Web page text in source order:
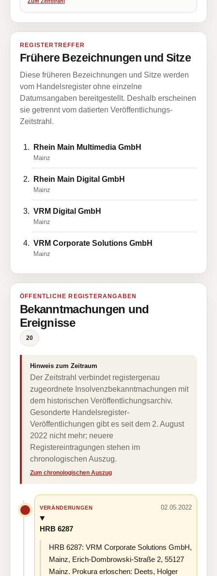
REGISTERTREFFER
Frühere Bezeichnungen und Sitze
Diese früheren Bezeichnungen und Sitze werden
vom Handelsregister ohne einzelne
Datumsangaben bereitgestellt. Deshalb erscheinen
sie getrennt vom datierten Veröffentlichungs-
Zeitstrahl.
Rhein Main Multimedia GmbH
Mainz
Rhein Main Digital GmbH
Mainz
VRM Digital GmbH
Mainz
VRM Corporate Solutions GmbH
Mainz
ÖFFENTLICHE REGISTERANGABEN
Bekanntmachungen und
Ereignisse
20
Hinweis zum Zeitraum
Der Zeitstrahl verbindet registergenau
zugeordnete Insolvenzbekanntmachungen mit
dem historischen Veröffentlichungsarchiv.
Gesonderte Handelsregister-
Veröffentlichungen gibt es seit dem 2. August
2022 nicht mehr; neuere
Registereintragungen stehen im
chronologischen Auszug.
Zum chronologischen Auszug
VERÄNDERUNGEN 02.05.2022
HRB 6287
HRB 6287: VRM Corporate Solutions GmbH,
Mainz, Erich-Dombrowski-Straße 2, 55127
Mainz. Prokura erloschen: Deets, Holger